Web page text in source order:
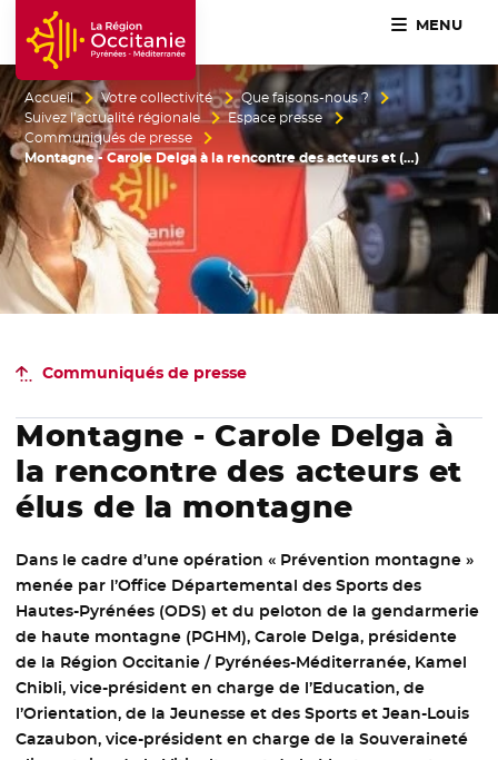
Accueil Région Occitanie / Pyrénées-Méditerranée
MENU
Accueil Votre collectivité
Que faisons-nous ?
Suivez l’actualité régionale
Espace presse
Communiqués de presse
Montagne - Carole Delga à la rencontre des acteurs et (…)
Communiqués de presse
Montagne - Carole Delga à
la rencontre des acteurs et
élus de la montagne
Dans le cadre d’une opération « Prévention montagne »
menée par l’Office Départemental des Sports des
Hautes-Pyrénées (ODS) et du peloton de la gendarmerie
de haute montagne (PGHM), Carole Delga, présidente
de la Région Occitanie / Pyrénées-Méditerranée, Kamel
Chibli, vice-président en charge de l’Education, de
l’Orientation, de la Jeunesse et des Sports et Jean-Louis
Cazaubon, vice-président en charge de la Souveraineté